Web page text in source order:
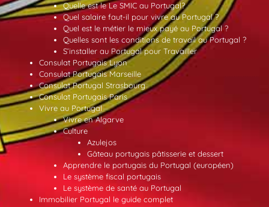
Quelle est le Le SMIC au Portugal?
Quel salaire faut-il pour vivre au Portugal ?
Quel est le métier le mieux payé au Portugal ?
Quelles sont les conditions de travail au Portugal ?
S’installer au Portugal pour Travailler
Consulat Portugais Lyon
Consulat Portugais Marseille
Consulat Portugal Strasbourg
Consulat Portugais Paris
Vivre au Portugal
Vivre en Algarve
Culture
Azulejos
Gâteau portugais pâtisserie et dessert
Apprendre le portugais du Portugal (européen)
Le système fiscal portugais
Le système de santé au Portugal
Immobilier Portugal le guide complet